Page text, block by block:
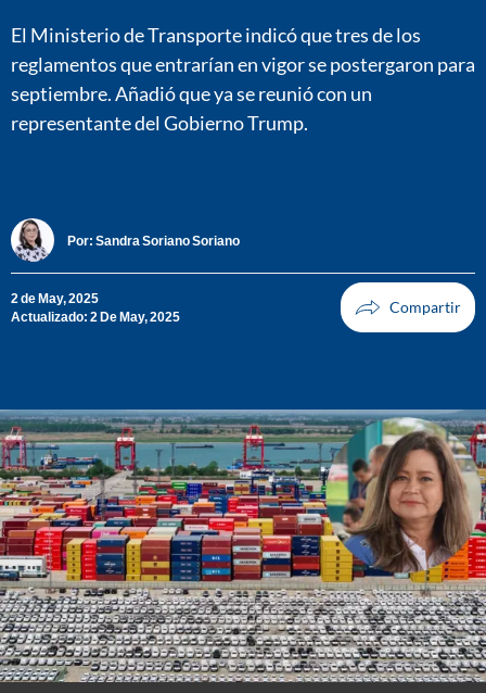
El Ministerio de Transporte indicó que tres de los
reglamentos que entrarían en vigor se postergaron para
septiembre. Añadió que ya se reunió con un
representante del Gobierno Trump.
Por: Sandra Soriano Soriano
2 de May, 2025
Actualizado: 2 De May, 2025